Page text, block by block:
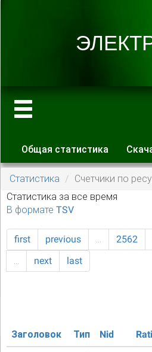
Главные вкладки
Общая статистика
Статистика
Счетчики по
Статистика за все время
В формате TSV
first previous … 2562
…
next last
Заголовок Тип Nid